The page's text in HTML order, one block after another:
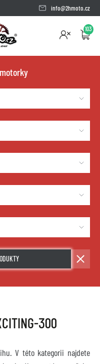
info@2hmoto.cz
103
300
V této kategorii najdete